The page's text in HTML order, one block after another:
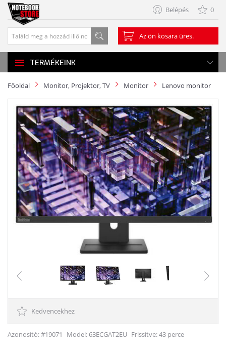
Belépés 0
Az ön kosara üres.
TERMÉKEINK
Főoldal Monitor, Projektor, TV Monitor Lenovo monitor
Kedvencekhez
Azonosító: #19071 Model:63ECGAT2EU Frissítve: 43 perce